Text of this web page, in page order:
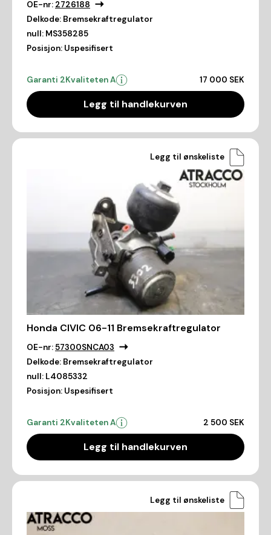
OE-nr: 2726188
Delkode: Bremsekraftregulator
null: MS358285
Posisjon: Uspesifisert
Garanti 2Kvaliteten A 17 000 SEK
Legg til handlekurven
Legg til ønskeliste
Honda CIVIC 06-11 Bremsekraftregulator
OE-nr:57300SNCA03
Delkode: Bremsekraftregulator
null: L4085332
Posisjon: Uspesifisert
Garanti 2Kvaliteten A 2 500 SEK
Legg til handlekurven
Legg til ønskeliste